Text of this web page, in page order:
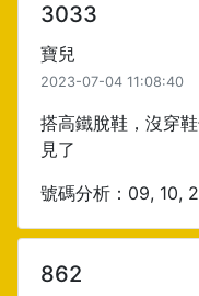
3033
寶兒
2023-07-04 11:08:40
搭高鐵脫鞋，沒穿
見了
號碼分析：09, 10,
862